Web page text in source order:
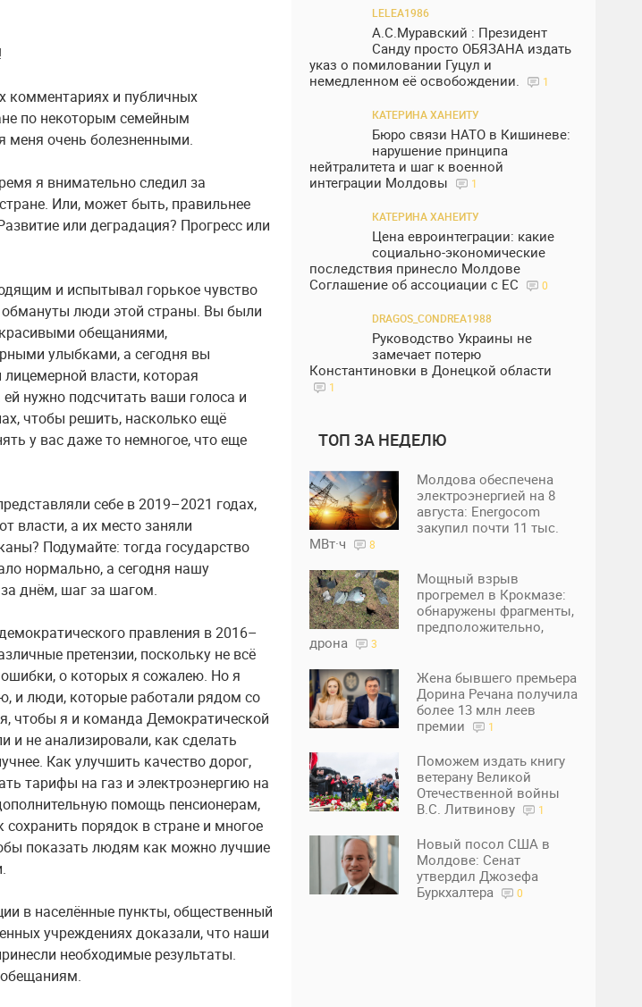
комментариях и публичных
по некоторым семейным
меня очень болезненными.
я внимательно следил за
Или, может быть, правильнее
или деградация? Прогресс или
и испытывал горькое чувство
обмануты люди этой страны. Вы были
обещаниями,
улыбками, а сегодня вы
власти, которая
нужно подсчитать ваши голоса и
чтобы решить, насколько ещё
у вас даже то немногое, что еще
себе в 2019–2021 годах,
власти, а их место заняли
Подумайте: тогда государство
нормально, а сегодня нашу
днём, шаг за шагом.
правления в 2016–
претензии, поскольку не всё
о которых я сожалею. Но я
и люди, которые работали рядом со
чтобы я и команда Демократической
не анализировали, как сделать
Как улучшить качество дорог,
тарифы на газ и электроэнергию на
помощь пенсионерам,
порядок в стране и многое
показать людям как можно лучшие
в населённые пункты, общественный
учреждениях доказали, что наши
необходимые результаты.
LELEA1986
А.С.Муравский : Президент
Санду просто ОБЯЗАНА издать
указ о помиловании Гуцул и
немедленном её освобождении.
1
КАТЕРИНА ХАНЕИТУ
Бюро связи НАТО в Кишиневе:
нарушение принципа
нейтралитета и шаг к военной
интеграции Молдовы
1
КАТЕРИНА ХАНЕИТУ
Цена евроинтеграции: какие
социально-экономические
последствия принесло Молдове
Соглашение об ассоциации с ЕС
0
DRAGOS_CONDREA1988
Руководство Украины не
замечает потерю
Константиновки в Донецкой области
1
ТОП ЗА НЕДЕЛЮ
Молдова обеспечена
электроэнергией на 8
августа: Energocom
закупил почти 11 тыс.
МВт·ч
8
Мощный взрыв
прогремел в Крокмазе:
обнаружены фрагменты,
предположительно,
дрона
3
Жена бывшего премьера
Дорина Речана получила
более 13 млн леев
премии
1
Поможем издать книгу
ветерану Великой
Отечественной войны
В.С. Литвинову
1
Новый посол США в
Молдове: Сенат
утвердил Джозефа
Буркхалтера
0